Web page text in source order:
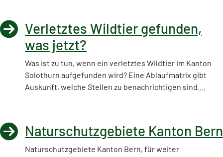
Verletztes Wildtier gefunden,
was jetzt?
Was ist zu tun, wenn ein verletztes Wildtier im Kanton
Solothurn aufgefunden wird? Eine Ablaufmatrix gibt
Auskunft, welche Stellen zu benachrichtigen sind....
Naturschutzgebiete Kanton Bern
Naturschutzgebiete Kanton Bern, für weiter